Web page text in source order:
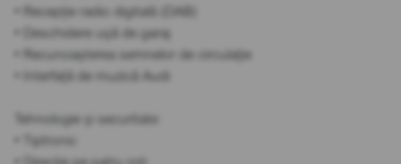
• Recepție radio digitală (DAB)
• Deschidere ușă de garaj
• Recunoașterea semnelor de circulație
• Interfață de muzică Audi
Tehnologie și securitate:
• Tiptronic